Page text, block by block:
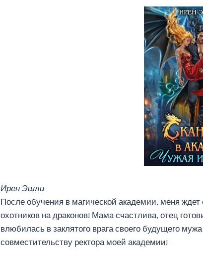
Ирен Эшли
После обучения в магической академии, меня
охотников на драконов! Мама счастлива, отец
влюбилась в заклятого врага своего будущего
совместительству ректора моей академии!